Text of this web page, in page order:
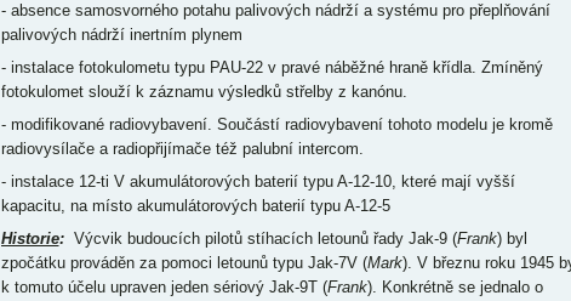
- absence samosvorného potahu palivových nádrží a systému pro přeplňování
palivových nádrží inertním plynem
- instalace fotokulometu typu PAU-22 v pravé náběžné hraně křídla. Zmíněný
fotokulomet slouží k záznamu výsledků střelby z kanónu.
- modifikované radiovybavení. Součástí radiovybavení tohoto modelu je kromě
radiovysílače a radiopřijímače též palubní intercom.
- instalace 12-ti V akumulátorových baterií typu A-12-10, které mají vyšší
kapacitu, na místo akumulátorových baterií typu A-12-5
Historie:Výcvik budoucích pilotů stíhacích letounů řady Jak-9 (Frank) byl
zpočátku prováděn za pomoci letounů typu Jak-7V (Mark). V březnu roku 1945
k tomuto účelu upraven jeden sériový Jak-9T (Frank). Konkrétně se jednalo o